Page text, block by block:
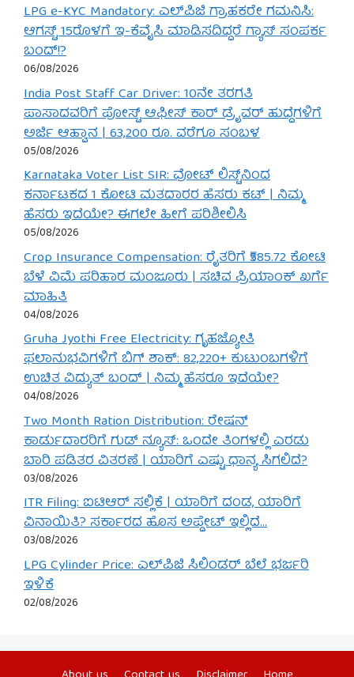
LPG e-KYC Mandatory: ಎಲ್‌ಪಿಜಿ ಗ್ರಾಹಕರೇ ಗಮನಿಸಿ:
ಆಗಸ್ಟ್ 15ರೊಳಗೆ ಇ-ಕೆವೈಸಿ ಮಾಡಿಸದಿದ್ದರೆ ಗ್ಯಾಸ್ ಸಂಪರ್ಕ
ಬಂದ್!?
06/08/2026
India Post Staff Car Driver: 10ನೇ ತರಗತಿ
ಪಾಸಾದವರಿಗೆ ಪೋಸ್ಟ್ ಆಫೀಸ್ ಕಾರ್ ಡ್ರೈವರ್ ಹುದ್ದೆಗಳಿಗೆ
ಅರ್ಜಿ ಆಹ್ವಾನ | 63,200 ರೂ. ವರೆಗೂ ಸಂಬಳ
05/08/2026
Karnataka Voter List SIR: ವೋಟ್ ಲಿಸ್ಟ್‌ನಿಂದ
ಕರ್ನಾಟಕದ 1 ಕೋಟಿ ಮತದಾರರ ಹೆಸರು ಕಟ್ | ನಿಮ್ಮ
ಹೆಸರು ಇದೆಯೇ? ಈಗಲೇ ಹೀಗೆ ಪರಿಶೀಲಿಸಿ
05/08/2026
Crop Insurance Compensation: ರೈತರಿಗೆ ₹585.72 ಕೋಟಿ
ಬೆಳೆ ವಿಮೆ ಪರಿಹಾರ ಮಂಜೂರು | ಸಚಿವ ಪ್ರಿಯಾಂಕ್ ಖರ್ಗೆ
ಮಾಹಿತಿ
04/08/2026
Gruha Jyothi Free Electricity: ಗೃಹಜ್ಯೋತಿ
ಫಲಾನುಭವಿಗಳಿಗೆ ಬಿಗ್ ಶಾಕ್: 82,220+ ಕುಟುಂಬಗಳಿಗೆ
ಉಚಿತ ವಿದ್ಯುತ್ ಬಂದ್ | ನಿಮ್ಮ ಹೆಸರೂ ಇದೆಯೇ?
04/08/2026
Two Month Ration Distribution: ರೇಷನ್
ಕಾರ್ಡುದಾರರಿಗೆ ಗುಡ್ ನ್ಯೂಸ್: ಒಂದೇ ತಿಂಗಳಲ್ಲಿ ಎರಡು
ಬಾರಿ ಪಡಿತರ ವಿತರಣೆ | ಯಾರಿಗೆ ಎಷ್ಟು ಧಾನ್ಯ ಸಿಗಲಿದೆ?
03/08/2026
ITR Filing: ಐಟಿಆರ್ ಸಲ್ಲಿಕೆ | ಯಾರಿಗೆ ದಂಡ, ಯಾರಿಗೆ
ವಿನಾಯಿತಿ? ಸರ್ಕಾರದ ಹೊಸ ಅಪ್ಡೇಟ್ ಇಲ್ಲಿದೆ…
03/08/2026
LPG Cylinder Price: ಎಲ್‌ಪಿಜಿ ಸಿಲಿಂಡರ್ ಬೆಲೆ ಭರ್ಜರಿ
ಇಳಿಕೆ
02/08/2026